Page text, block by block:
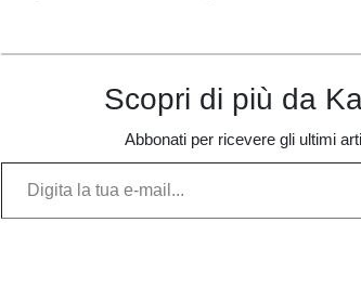
Scopri di più da
Abbonati per ricevere gli ultimi
Digita la tua e-mail...